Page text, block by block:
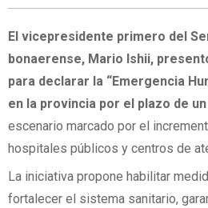
El vicepresidente primero del
bonaerense, Mario Ishii,
para declarar la “Emergencia
en la provincia por el plazo de
escenario marcado por el
hospitales públicos y centros de
La iniciativa propone habilitar
fortalecer el sistema sanitario,